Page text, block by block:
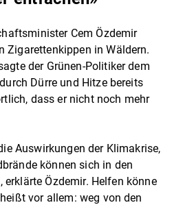
Cem Özdemir
Zigarettenkippen in Wäldern.
der Grünen-Politiker dem
Dürre und Hitze bereits
dass er nicht noch mehr
Auswirkungen der Klimakrise,
können sich in den
Özdemir. Helfen könne
vor allem: weg von den